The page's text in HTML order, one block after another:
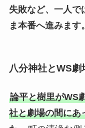
失敗など、一人で
ま本番へ進みます。
八分神社とWS
論平と樹里がWS
社と劇場の間にあ